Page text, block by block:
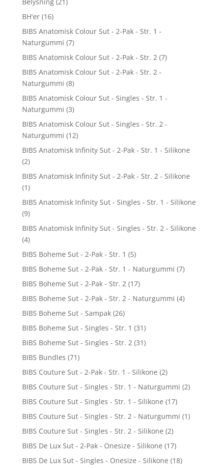
BH'er (16)
BIBS Anatomisk Colour Sut - 2-Pak - Str. 1 -
Naturgummi (7)
BIBS Anatomisk Colour Sut - 2-Pak - Str. 2 (7)
BIBS Anatomisk Colour Sut - 2-Pak - Str. 2 -
Naturgummi (8)
BIBS Anatomisk Colour Sut - Singles - Str. 1 -
Naturgummi (3)
BIBS Anatomisk Colour Sut - Singles - Str. 2 -
Naturgummi (12)
BIBS Anatomisk Infinity Sut - 2-Pak - Str. 1 - Silikone
(2)
BIBS Anatomisk Infinity Sut - 2-Pak - Str. 2 - Silikone
(1)
BIBS Anatomisk Infinity Sut - Singles - Str. 1 - Silikone
(9)
BIBS Anatomisk Infinity Sut - Singles - Str. 2 - Silikone
(4)
BIBS Boheme Sut - 2-Pak - Str. 1 (5)
BIBS Boheme Sut - 2-Pak - Str. 1 - Naturgummi (7)
BIBS Boheme Sut - 2-Pak - Str. 2 (17)
BIBS Boheme Sut - 2-Pak - Str. 2 - Naturgummi (4)
BIBS Boheme Sut - Sampak (26)
BIBS Boheme Sut - Singles - Str. 1 (31)
BIBS Boheme Sut - Singles - Str. 2 (31)
BIBS Bundles (71)
BIBS Couture Sut - 2-Pak - Str. 1 - Silikone (2)
BIBS Couture Sut - Singles - Str. 1 - Naturgummi (2)
BIBS Couture Sut - Singles - Str. 1 - Silikone (17)
BIBS Couture Sut - Singles - Str. 2 - Naturgummi (1)
BIBS Couture Sut - Singles - Str. 2 - Silikone (2)
BIBS De Lux Sut - 2-Pak - Onesize - Silikone (17)
BIBS De Lux Sut - Singles - Onesize - Silikone (18)